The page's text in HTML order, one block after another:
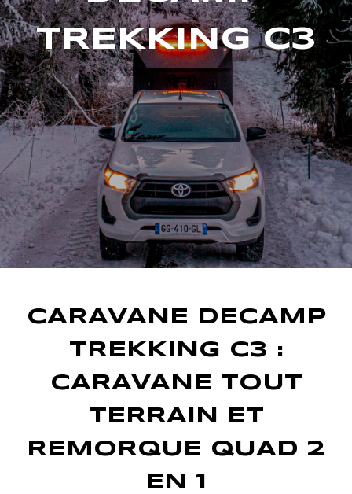
TREKKING C3
CARAVANE DECAMP
TREKKING C3 :
CARAVANE TOUT
TERRAIN ET
REMORQUE QUAD 2
EN 1